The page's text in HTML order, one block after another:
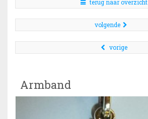
terug naar overzicht
volgende
vorige
Armband